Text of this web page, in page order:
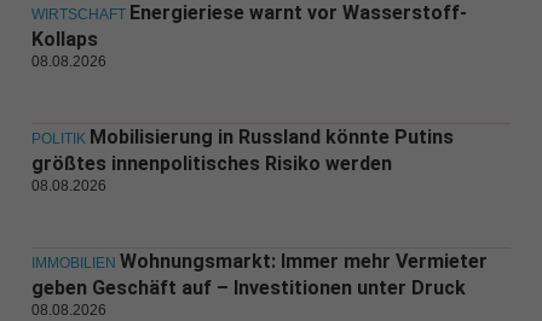
WIRTSCHAFT Energieriese warnt vor Wasserstoff-
Kollaps
08.08.2026
POLITIK Mobilisierung in Russland könnte Putins
größtes innenpolitisches Risiko werden
08.08.2026
IMMOBILIEN Wohnungsmarkt: Immer mehr Vermieter
geben Geschäft auf – Investitionen unter Druck
08.08.2026